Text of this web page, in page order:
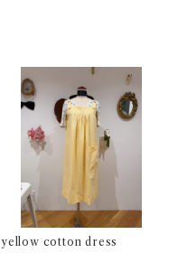
yellow cotton dress